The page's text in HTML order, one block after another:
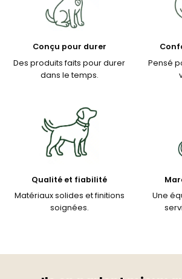
Conçu pour durer
Des produits faits pour durer
dans le temps.
Pensé
Qualité et fiabilité
Matériaux solides et finitions
soignées.
Une